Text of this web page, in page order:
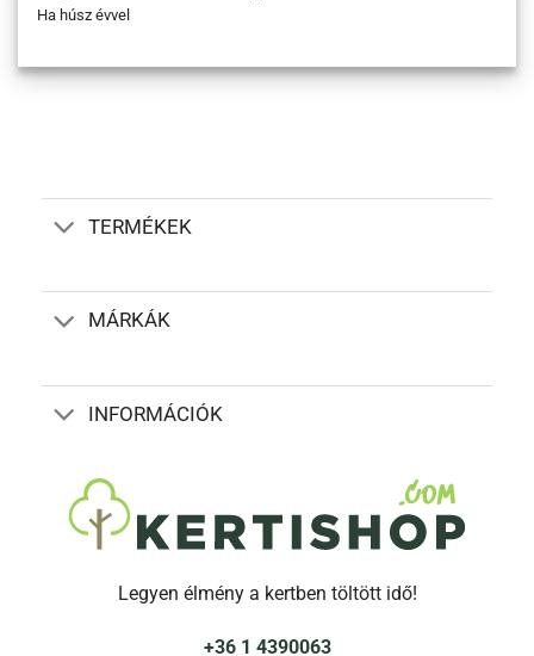
Ha húsz évvel
TERMÉKEK
MÁRKÁK
INFORMÁCIÓK
Legyen élmény a kertben töltött idő!
+36 1 4390063